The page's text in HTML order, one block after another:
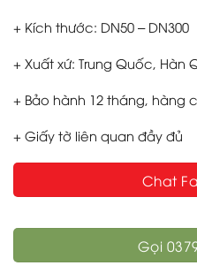
+ Kích thước: DN50 – DN300
+ Xuất xứ: Trung Quốc, Hàn
+ Bảo hành 12 tháng, hàng
+ Giấy tờ liên quan đầy đủ
Chat
Gọi